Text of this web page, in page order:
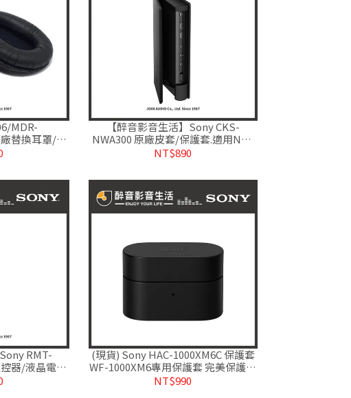
MDR-
替換耳罩/耳
生活
【醉音影音生活】Sony CKS-
NWA300 原廠皮套/保護套.適用NW-
A306.台灣公司貨
NT$890
RMT-
器/液晶電視
.台灣公司貨
(現貨) Sony HAC-1000XM6C 保護套
WF-1000XM6專用保護套 完美保護充
電盒 台灣公司貨
NT$990